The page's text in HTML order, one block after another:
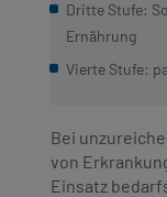
Dritte Stufe:
Ernährung
Vierte Stufe:
Bei
von
Einsatz